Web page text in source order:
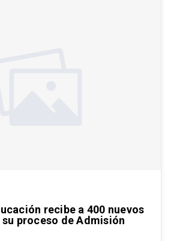
recibe a 400 nuevos
proceso de Admisión